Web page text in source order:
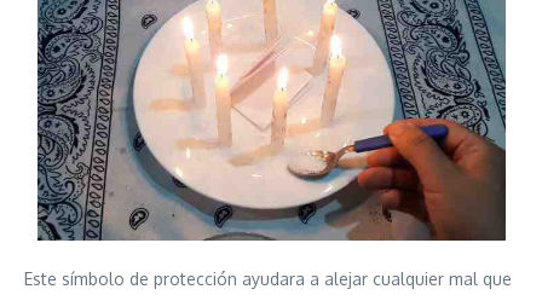
Este símbolo de protección ayudara a alejar cualquier mal que